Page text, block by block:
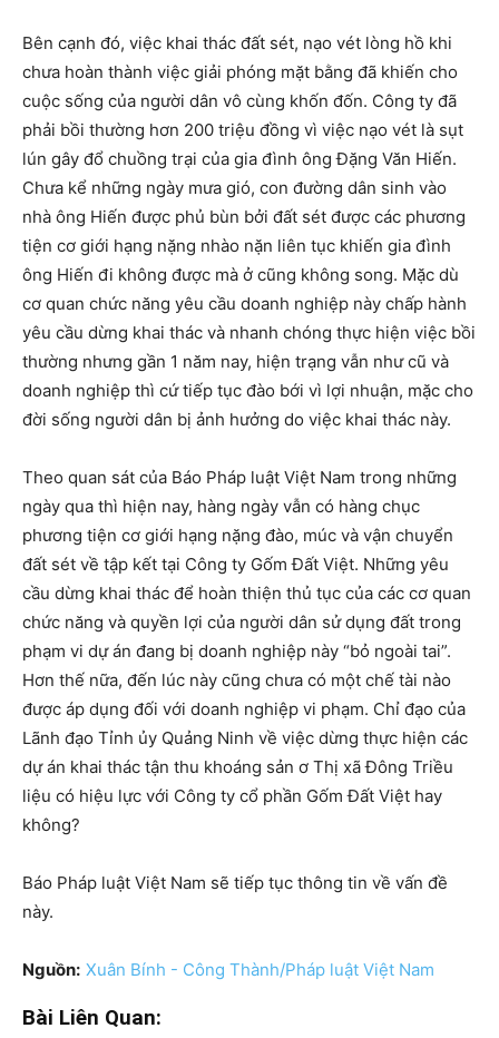
Bên cạnh đó, việc khai thác đất sét, nạo vét lòng hồ khi
chưa hoàn thành việc giải phóng mặt bằng đã khiến cho
cuộc sống của người dân vô cùng khốn đốn. Công ty đã
phải bồi thường hơn 200 triệu đồng vì việc nạo vét là sụt
lún gây đổ chuồng trại của gia đình ông Đặng Văn Hiến.
Chưa kể những ngày mưa gió, con đường dân sinh vào
nhà ông Hiến được phủ bùn bởi đất sét được các phương
tiện cơ giới hạng nặng nhào nặn liên tục khiến gia đình
ông Hiến đi không được mà ở cũng không song. Mặc dù
cơ quan chức năng yêu cầu doanh nghiệp này chấp hành
yêu cầu dừng khai thác và nhanh chóng thực hiện việc bồi
thường nhưng gần 1 năm nay, hiện trạng vẫn như cũ và
doanh nghiệp thì cứ tiếp tục đào bới vì lợi nhuận, mặc cho
đời sống người dân bị ảnh hưởng do việc khai thác này.
Theo quan sát của Báo Pháp luật Việt Nam trong những
ngày qua thì hiện nay, hàng ngày vẫn có hàng chục
phương tiện cơ giới hạng nặng đào, múc và vận chuyển
đất sét về tập kết tại Công ty Gốm Đất Việt. Những yêu
cầu dừng khai thác để hoàn thiện thủ tục của các cơ quan
chức năng và quyền lợi của người dân sử dụng đất trong
phạm vi dự án đang bị doanh nghiệp này “bỏ ngoài tai”.
Hơn thế nữa, đến lúc này cũng chưa có một chế tài nào
được áp dụng đối với doanh nghiệp vi phạm. Chỉ đạo của
Lãnh đạo Tỉnh ủy Quảng Ninh về việc dừng thực hiện các
dự án khai thác tận thu khoáng sản ơ Thị xã Đông Triều
liệu có hiệu lực với Công ty cổ phần Gốm Đất Việt hay
không?
Báo Pháp luật Việt Nam sẽ tiếp tục thông tin về vấn đề
này.
Nguồn: Xuân Bính - Công Thành/Pháp luật Việt Nam
Bài Liên Quan: